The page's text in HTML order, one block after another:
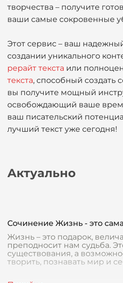
творчества – получите
ваши самые сокровенные
Этот сервис – ваш
создании уникального
рерайт текста или
текста, способный создать
вы получите мощный
освобождающий ваше
ваш писательский
лучший текст уже сегодня!
Актуально
Сочинение Жизнь - это
Жизнь – это подарок,
преподносит нам судьба.
существования, а
творить, познавать мир и